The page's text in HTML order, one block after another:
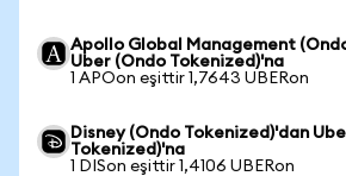
Apollo Global Management
Uber (Ondo Tokenized)'na
1 APOon eşittir 1,7643 UBERon
Disney (Ondo Tokenized)'dan
Tokenized)'na
1 DISon eşittir 1,4106 UBERon